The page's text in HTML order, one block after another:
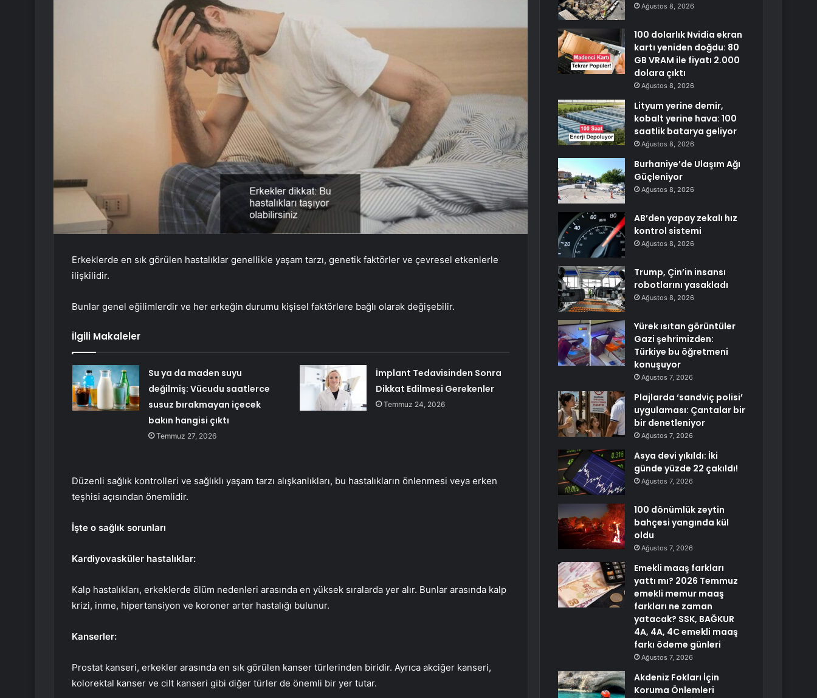
Erkeklerde en sık görülen hastalıklar genellikle yaşam tarzı, genetik faktörler ve çevresel etkenlerle
ilişkilidir.
Bunlar genel eğilimlerdir ve her erkeğin durumu kişisel faktörlere bağlı olarak değişebilir.
İlgili Makaleler
Su ya da maden suyu
değilmiş: Vücudu saatlerce
susuz bırakmayan içecek
bakın hangisi çıktı
Temmuz 27, 2026
İmplant Tedavisinden Sonra
Dikkat Edilmesi Gerekenler
Temmuz 24, 2026
Düzenli sağlık kontrolleri ve sağlıklı yaşam tarzı alışkanlıkları, bu hastalıkların önlenmesi veya erken
teşhisi açısından önemlidir.
İşte o sağlık sorunları
Kardiyovasküler hastalıklar:
Kalp hastalıkları, erkeklerde ölüm nedenleri arasında en yüksek sıralarda yer alır. Bunlar arasında kalp
krizi, inme, hipertansiyon ve koroner arter hastalığı bulunur.
Kanserler:
Prostat kanseri, erkekler arasında en sık görülen kanser türlerinden biridir. Ayrıca akciğer kanseri,
kolorektal kanser ve cilt kanseri gibi diğer türler de önemli bir yer tutar.
Ağustos 8, 2026
100 dolarlık Nvidia ekran
kartı yeniden doğdu: 80
GB VRAM ile fiyatı 2.000
dolara çıktı
Ağustos 8, 2026
Lityum yerine demir,
kobalt yerine hava: 100
saatlik batarya geliyor
Ağustos 8, 2026
Burhaniye’de Ulaşım Ağı
Güçleniyor
Ağustos 8, 2026
AB’den yapay zekalı hız
kontrol sistemi
Ağustos 8, 2026
Trump, Çin’in insansı
robotlarını yasakladı
Ağustos 8, 2026
Yürek ısıtan görüntüler
Gazi şehrimizden:
Türkiye bu öğretmeni
konuşuyor
Ağustos 7, 2026
Plajlarda ‘sandviç polisi’
uygulaması: Çantalar bir
bir denetleniyor
Ağustos 7, 2026
Asya devi yıkıldı: İki
günde yüzde 22 çakıldı!
Ağustos 7, 2026
100 dönümlük zeytin
bahçesi yangında kül
oldu
Ağustos 7, 2026
Emekli maaş farkları
yattı mı? 2026 Temmuz
emekli memur maaş
farkları ne zaman
yatacak? SSK, BAĞKUR
4A, 4A, 4C emekli maaş
farkı ödeme günleri
Ağustos 7, 2026
Akdeniz Fokları İçin
Koruma Önlemleri